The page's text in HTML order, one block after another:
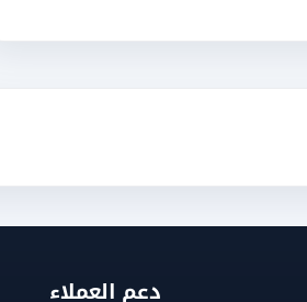
دعم العملاء